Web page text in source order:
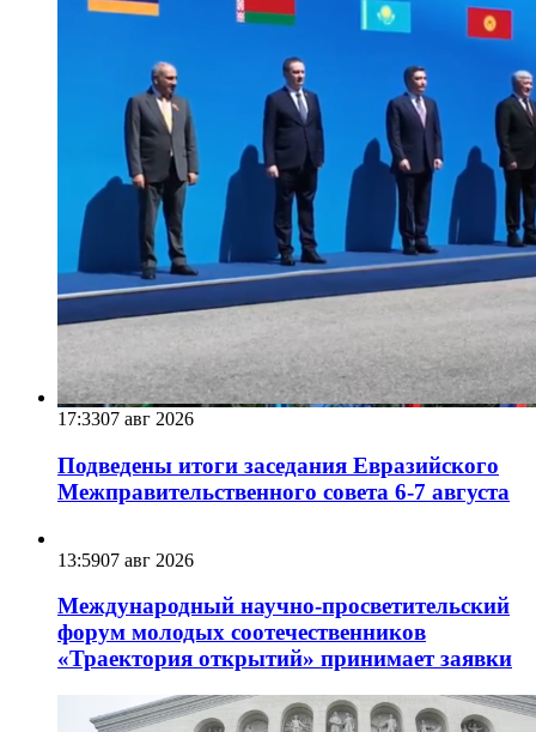
17:3307 авг 2026
Подведены итоги заседания Евразийского
Межправительственного совета 6-7 августа
13:5907 авг 2026
Международный научно-просветительский
форум молодых соотечественников
«Траектория открытий» принимает заявки